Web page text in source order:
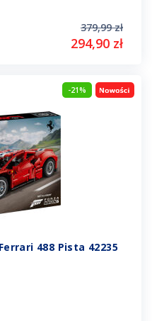
379,99 zł
294,90 zł
-21%
488 Pista 42235